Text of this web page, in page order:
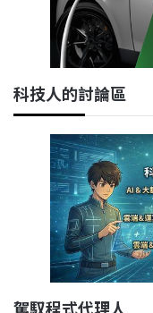
科技人的討論區
駕馭程式代理人